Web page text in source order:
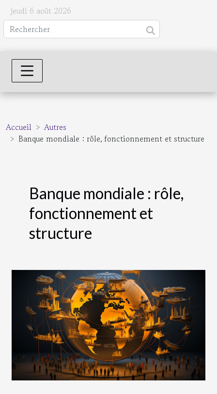
jeudi 6 août 2026
Accueil
Autres
Banque mondiale : rôle, fonctionnement et structure
Banque mondiale : rôle,
fonctionnement et
structure